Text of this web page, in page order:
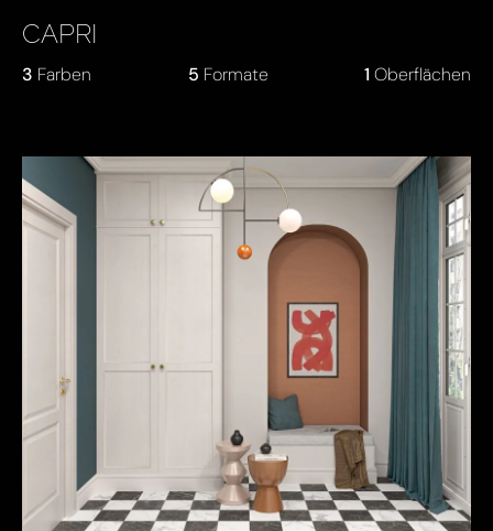
CAPRI
3 Farben 5 Formate 1 Oberflächen